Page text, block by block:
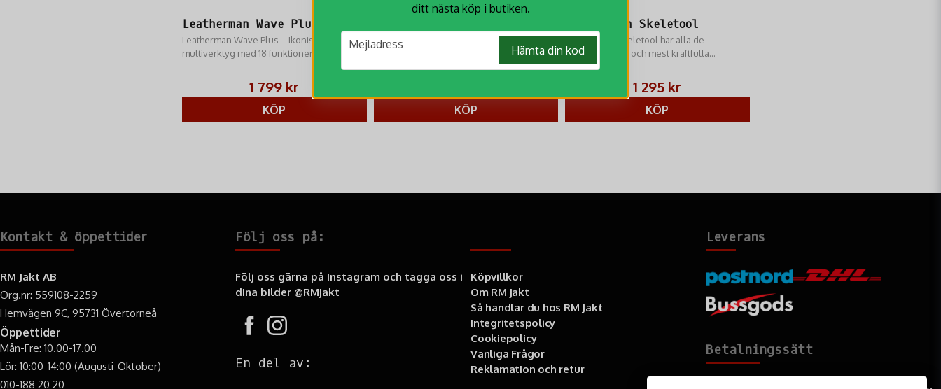
Leatherman Wave Plus
Leatherman Wave Plus – Ikoniskt
multiverktyg med 18 funktioner och
konstruktion i rostfritt stål för alla
1 799 kr
KÖP
Original Swiss Army 91 mm
Victorinox Huntsman Original Swiss Army
91 mm är ett ikoniskt multiverktyg som har
generationer.
KÖP
Leatherman Skeletool
Leatherman Skeletool har alla de
nödvändigaste och mest kraftfulla
verktygen du behöver, utan att bli för
1 295 kr
KÖP
ditt nästa köp i butiken.
email
Mejladress Hämta din kod
Kontakt & öppettider
RM Jakt AB
Org.nr: 559108-2259
Hemvägen 9C, 95731 Övertorneå
Öppettider
Mån-Fre: 10.00-17.00
Lör: 10:00-14:00 (Augusti-Oktober)
010-188 20 20
Följ oss på:
Följ oss gärna på Instagram och tagga oss i
dina bilder @RMjakt
En del av:
Köpvillkor
Om RM jakt
Så handlar du hos RM Jakt
Integritetspolicy
Cookiepolicy
Vanliga Frågor
Reklamation och retur
Leverans
Betalningssätt